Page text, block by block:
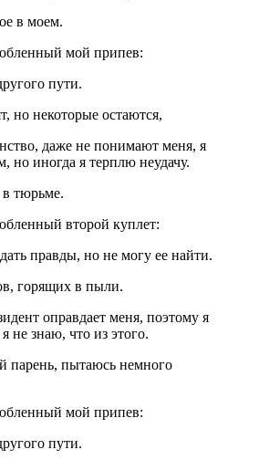
в моем.
мой припев:
пути.
но некоторые остаются,
даже не понимают меня, я
но иногда я терплю неудачу.
тюрьме.
второй куплет:
правды, но не могу ее найти.
горящих в пыли.
оправдает меня, поэтому я
не знаю, что из этого.
парень, пытаюсь немного
мой припев:
пути.